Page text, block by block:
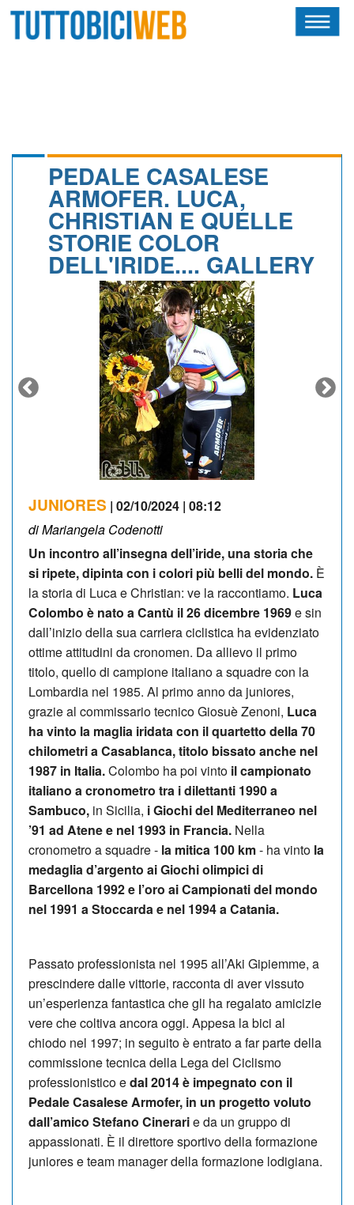
CALENDARIO
ALBI D'ORO
PEDALE CASALESE
ARMOFER. LUCA,
CHRISTIAN E QUELLE
STORIE COLOR
DELL'IRIDE.... GALLERY
JUNIORES | 02/10/2024 | 08:12
di Mariangela Codenotti
Un incontro all’insegna dell’iride, una storia che
si ripete, dipinta con i colori più belli del mondo. È
la storia di Lu­ca e Christian: ve la raccontiamo. Luca
Colombo è nato a Cantù il 26 dicembre 1969e sin
dall’inizio della sua carriera ciclistica ha evidenziato
ottime attitudini da cronomen. Da al­lievo il primo
titolo, quello di campione italiano a squadre con la
Lombardia nel 1985. Al primo anno da juniores,
grazie al commissario tecnico Giosuè Zenoni, Luca
ha vinto la maglia iridata con il quartetto della 70
chilometri a Casablanca, titolo bissato anche nel
1987 in Italia.Colombo ha poi vinto il campionato
italiano a cronometro tra i dilettanti 1990 a
Sambuco, in Sicilia, i Giochi del Mediterraneo nel
’91 ad Ate­ne e nel 1993 in Francia. Nella
cronometro a squadre - la mitica 100 km- ha vinto la
medaglia d’argento ai Gio­chi olimpici di
Barcellona 1992 e l’oro ai Cam­pionati del mondo
nel 1991 a Stoccarda e nel 1994 a Catania.
Passato professionista nel 1995 all’Aki Gipiemme, a
prescindere dalle vittorie, racconta di aver vissuto
un’esperienza fantastica che gli ha regalato amicizie
vere che coltiva ancora oggi. Appesa la bici al
chiodo nel 1997; in seguito è entrato a far parte della
commissione tecnica della Lega del Ci­cli­smo
professionistico edal 2014 è impegnato con il
Pedale Casalese Armofer, in un progetto voluto
dall’amico Ste­fa­no Cinerarie da un gruppo di
appassionati. È il direttore sportivo della formazione
juniores e team manager della formazione lodigiana.